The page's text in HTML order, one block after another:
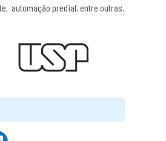
automação predial, entre outras.